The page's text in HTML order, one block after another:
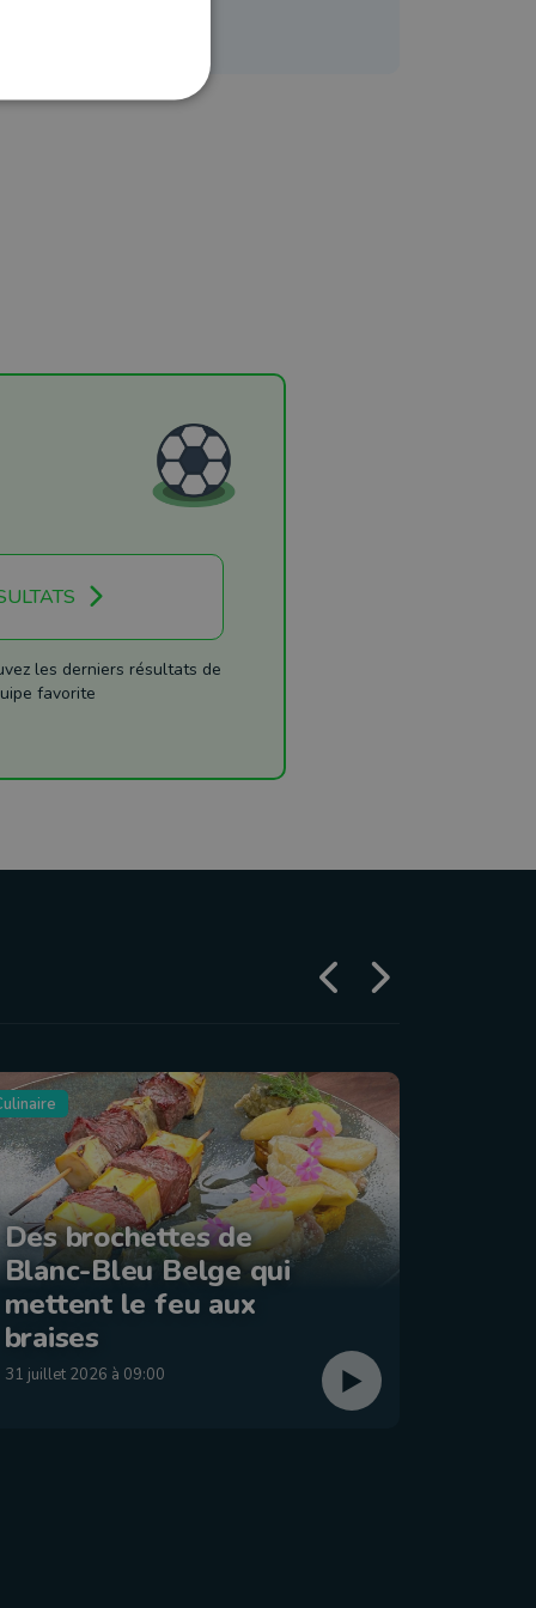
les derniers résultats de
favorite
Des brochettes de
Blanc-Bleu Belge qui
mettent le feu aux
braises
31 juillet 2026 à 09:00